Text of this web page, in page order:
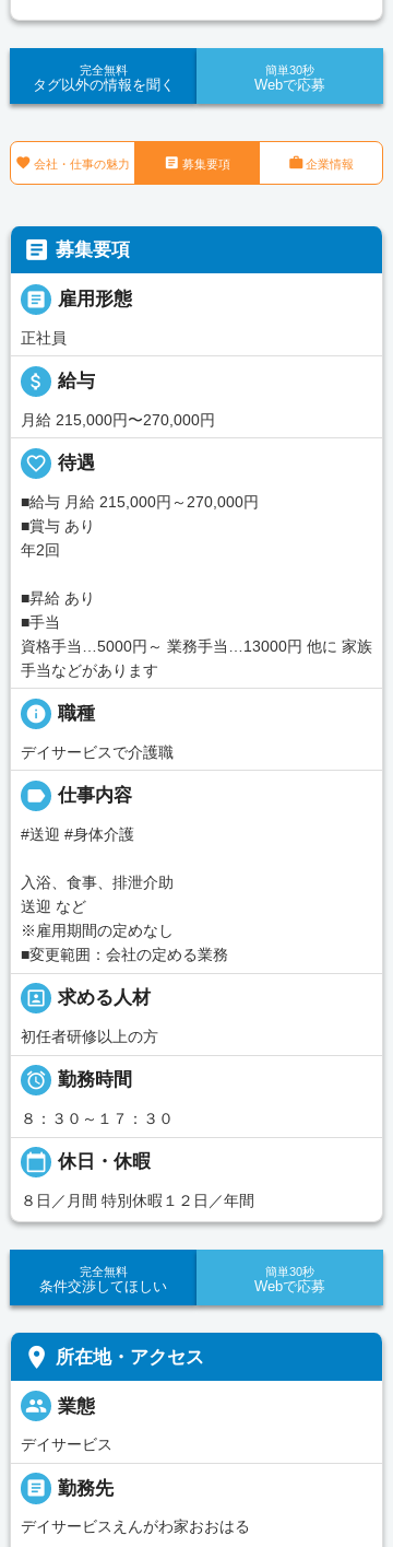
完全無料
タグ以外の情報を聞く
簡単30秒
Webで応募
 会社・仕事の魅力  募集要項 企業情報
 募集要項
 雇用形態
正社員
attach_money 給与
月給 215,000円〜270,000円
favorite_border 待遇
■給与 月給 215,000円～270,000円
■賞与 あり
年2回
■昇給 あり
■手当
資格手当…5000円～ 業務手当…13000円 他に 家族
手当などがあります
info 職種
デイサービスで介護職
label 仕事内容
#送迎 #身体介護
入浴、食事、排泄介助
送迎 など
※雇用期間の定めなし
■変更範囲：会社の定める業務
portrait 求める人材
初任者研修以上の方
 勤務時間
８：３０～１７：３０
calendar_today 休日・休暇
８日／月間 特別休暇１２日／年間
完全無料
条件交渉してほしい
簡単30秒
Webで応募
place 所在地・アクセス
people 業態
デイサービス
_pin
勤務先
デイサービスえんがわ家おおはる